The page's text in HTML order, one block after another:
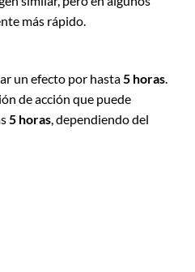
más rápido.
un efecto por hasta5 horas.
de acción que puede
5 horas, dependiendo del